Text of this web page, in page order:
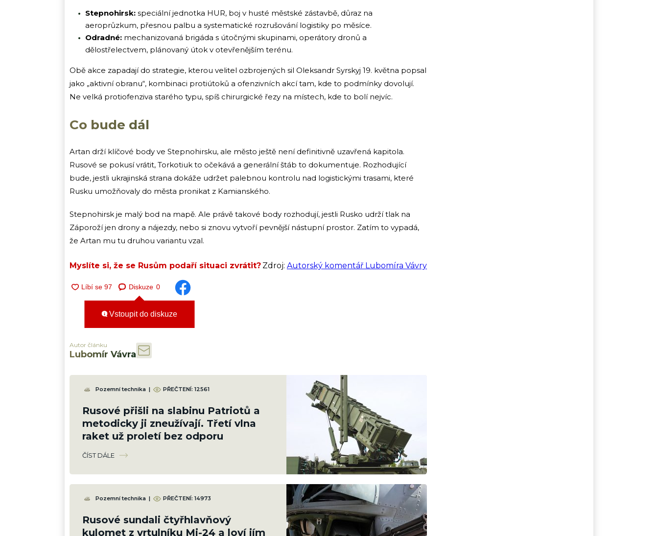
Stepnohirsk: speciální jednotka HUR, boj v husté městské zástavbě, důraz na
aeroprůzkum, přesnou palbu a systematické rozrušování logistiky po měsíce.
Odradné: mechanizovaná brigáda s útočnými skupinami, operátory dronů a
dělostřelectvem, plánovaný útok v otevřenějším terénu.
Obě akce zapadají do strategie, kterou velitel ozbrojených sil Oleksandr Syrskyj 19. května popsal
jako „aktivní obranu“, kombinaci protiútoků a ofenzivních akcí tam, kde to podmínky dovolují.
Ne velká protiofenziva starého typu, spíš chirurgické řezy na místech, kde to bolí nejvíc.
Co bude dál
Artan drží klíčové body ve Stepnohirsku, ale město ještě není definitivně uzavřená kapitola.
Rusové se pokusí vrátit, Torkotiuk to očekává a generální štáb to dokumentuje. Rozhodující
bude, jestli ukrajinská strana dokáže udržet palebnou kontrolu nad logistickými trasami, které
Rusku umožňovaly do města pronikat z Kamianského.
Stepnohirsk je malý bod na mapě. Ale právě takové body rozhodují, jestli Rusko udrží tlak na
Záporoží jen drony a nájezdy, nebo si znovu vytvoří pevnější nástupní prostor. Zatím to vypadá,
že Artan mu tu druhou variantu vzal.
Myslíte si, že se Rusům podaří situaci zvrátit? Zdroj: Autorský komentář Lubomíra Vávry
Diskuze 0
Vstoupit do diskuze
Autor článku
Lubomír Vávra
Pozemní technika | PŘEČTENÍ: 12561
Rusové přišli na slabinu Patriotů a
metodicky ji zneužívají. Třetí vlna
raket už proletí bez odporu
ČÍST DÁLE
Pozemní technika | PŘEČTENÍ: 14973
Rusové sundali čtyřhlavňový
kulomet z vrtulníku Mi-24 a loví jím